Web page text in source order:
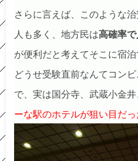
さらに言えば、このような
人も多く、地方民は高確率
が便利だと考えてそこに宿
どうせ受験直前なんてコン
で、実は国分寺、武蔵小金
ーな駅のホテルが狙い目だ